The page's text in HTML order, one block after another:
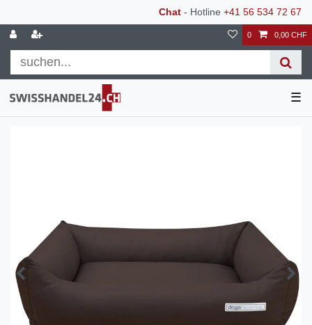
Chat - Hotline +41 56 534 72 67
0 0,00 CHF
☰